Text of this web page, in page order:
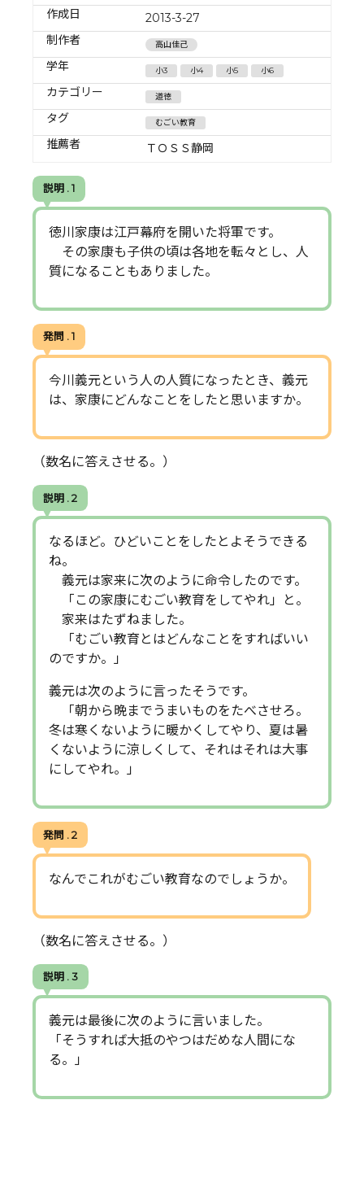
作成日
2013-3-27
制作者
高山佳己
学年 小3 小4 小5 小6
カテゴリー 道徳
タグ むごい教育
推薦者 ＴＯＳＳ静岡
説明 . 1
徳川家康は江戸幕府を開いた将軍です。
その家康も子供の頃は各地を転々とし、人
質になることもありました。
発問 . 1
今川義元という人の人質になったとき、義元
は、家康にどんなことをしたと思いますか。
（数名に答えさせる。）
説明 . 2
なるほど。ひどいことをしたとよそうできる
ね。
義元は家来に次のように命令したのです。
「この家康にむごい教育をしてやれ」と。
家来はたずねました。
「むごい教育とはどんなことをすればいい
のですか。」
義元は次のように言ったそうです。
「朝から晩までうまいものをたべさせろ。
冬は寒くないように暖かくしてやり、夏は暑
くないように涼しくして、それはそれは大事
にしてやれ。」
発問 . 2
なんでこれがむごい教育なのでしょうか。
（数名に答えさせる。）
説明 . 3
義元は最後に次のように言いました。
「そうすれば大抵のやつはだめな人間にな
る。」